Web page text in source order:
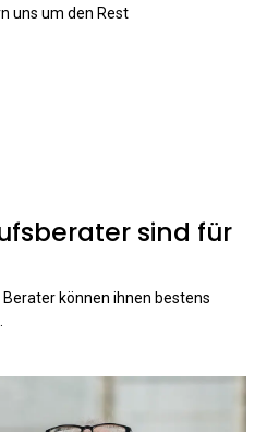
uns um den Rest
sind für
können ihnen bestens